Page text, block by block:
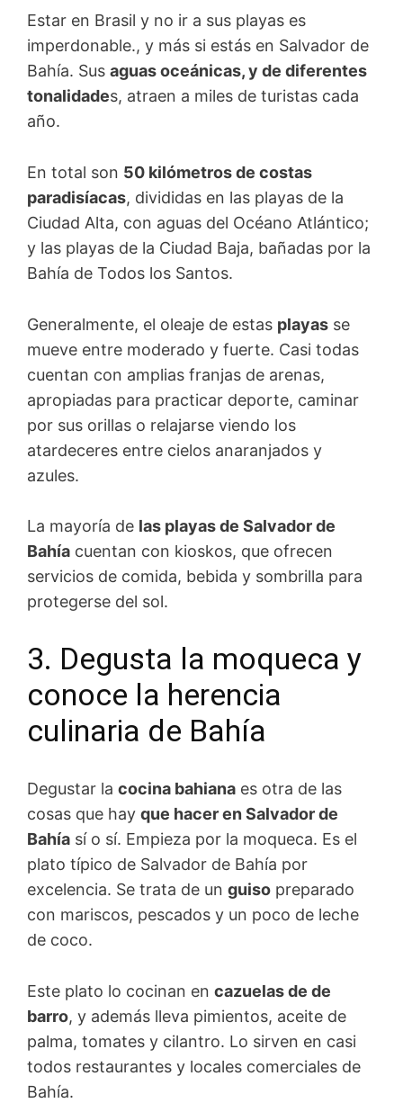
Estar en Brasil y no ir a sus playas es
imperdonable., y más si estás en Salvador de
Bahía. Sus aguas oceánicas, y de diferentes
tonalidades, atraen a miles de turistas cada
año.
En total son 50 kilómetros de costas
paradisíacas, divididas en las playas de la
Ciudad Alta, con aguas del Océano Atlántico;
y las playas de la Ciudad Baja, bañadas por la
Bahía de Todos los Santos.
Generalmente, el oleaje de estas playas se
mueve entre moderado y fuerte. Casi todas
cuentan con amplias franjas de arenas,
apropiadas para practicar deporte, caminar
por sus orillas o relajarse viendo los
atardeceres entre cielos anaranjados y
azules.
La mayoría de las playas de Salvador de
Bahía cuentan con kioskos, que ofrecen
servicios de comida, bebida y sombrilla para
protegerse del sol.
3. Degusta la moqueca y
conoce la herencia
culinaria de Bahía
Degustar la cocina bahiana es otra de las
cosas que hay que hacer en Salvador de
Bahía sí o sí. Empieza por la moqueca. Es el
plato típico de Salvador de Bahía por
excelencia. Se trata de un guiso preparado
con mariscos, pescados y un poco de leche
de coco.
Este plato lo cocinan en cazuelas de de
barro, y además lleva pimientos, aceite de
palma, tomates y cilantro. Lo sirven en casi
todos restaurantes y locales comerciales de
Bahía.